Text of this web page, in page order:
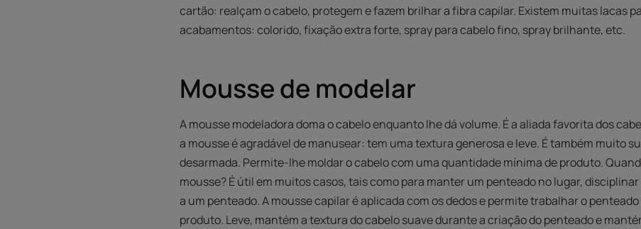
cartão: realçam o cabelo, protegem e fazem brilhar a fibra capilar. Existem muitas lacas
acabamentos: colorido, fixação extra forte, spray para cabelo fino, spray brilhante, etc.
Mousse de modelar
A mousse modeladora doma o cabelo enquanto lhe dá volume. É a aliada favorita dos
a mousse é agradável de manusear: tem uma textura generosa e leve. É também muito
desarmada. Permite-lhe moldar o cabelo com uma quantidade mínima de produto.
mousse? É útil em muitos casos, tais como para manter um penteado no lugar,
a um penteado. A mousse capilar é aplicada com os dedos e permite trabalhar o
produto. Leve, mantém a textura do cabelo suave durante a criação do penteado e